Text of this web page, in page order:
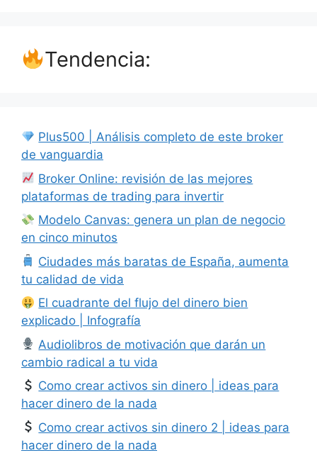
Tendencia:
Plus500 | Análisis completo de este broker
de vanguardia
Broker Online: revisión de las mejores
plataformas de trading para invertir
Modelo Canvas: genera un plan de negocio
en cinco minutos
Ciudades más baratas de España, aumenta
tu calidad de vida
El cuadrante del flujo del dinero bien
explicado | Infografía
Audiolibros de motivación que darán un
cambio radical a tu vida
Como crear activos sin dinero | ideas para
hacer dinero de la nada
Como crear activos sin dinero 2 | ideas para
hacer dinero de la nada